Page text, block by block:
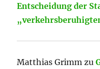
Entscheidung der
Matthias Grimm zu